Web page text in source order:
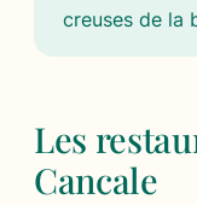
creuses de la
Les
Cancale